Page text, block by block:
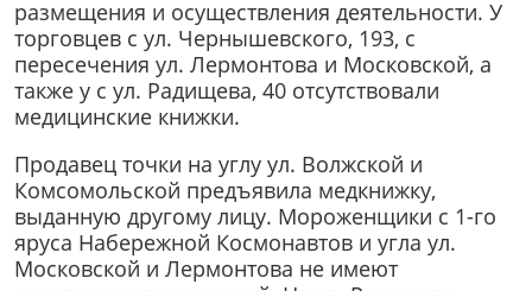
размещения и осуществления деятельности. У
торговцев с ул. Чернышевского, 193, с
пересечения ул. Лермонтова и Московской, а
также у с ул. Радищева, 40 отсутствовали
медицинские книжки.
Продавец точки на углу ул. Волжской и
Комсомольской предъявила медкнижку,
выданную другому лицу. Мороженщики с 1-го
яруса Набережной Космонавтов и угла ул.
Московской и Лермонтова не имеют